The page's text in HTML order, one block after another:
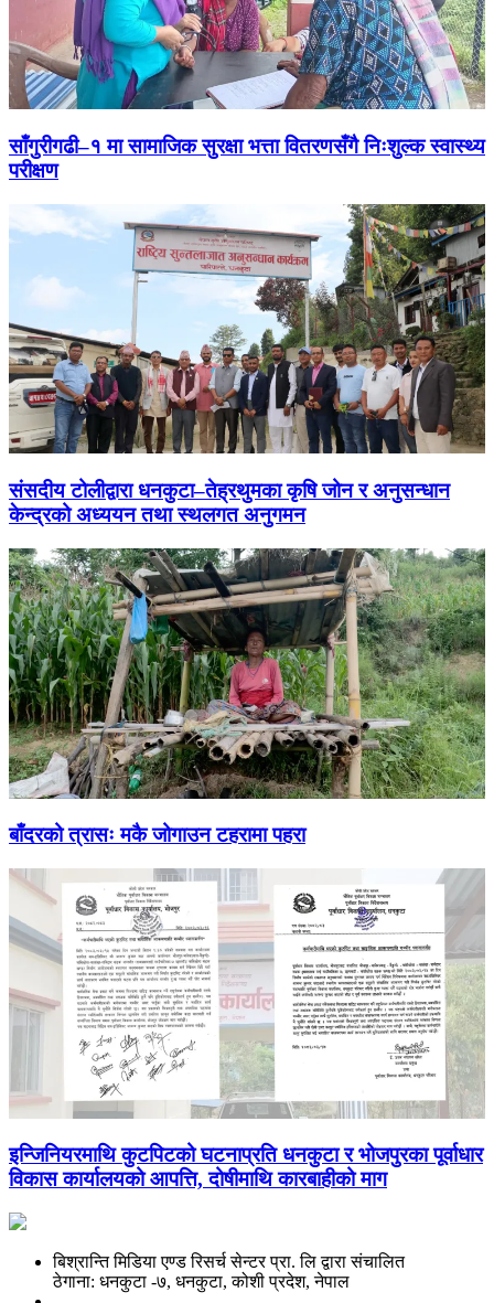
साँगुरीगढी–१ मा सामाजिक सुरक्षा भत्ता वितरणसँगै निःशुल्क स्वास्थ्य
परीक्षण
संसदीय टोलीद्वारा धनकुटा–तेह्रथुमका कृषि जोन र अनुसन्धान
केन्द्रको अध्ययन तथा स्थलगत अनुगमन
बाँदरको त्रासः मकै जोगाउन टहरामा पहरा
इन्जिनियरमाथि कुटपिटको घटनाप्रति धनकुटा र भोजपुरका पूर्वाधार
विकास कार्यालयको आपत्ति, दोषीमाथि कारबाहीको माग
बिश्रान्ति मिडिया एण्ड रिसर्च सेन्टर प्रा. लि द्वारा संचालित
ठेगाना: धनकुटा -७, धनकुटा, कोशी प्रदेश, नेपाल